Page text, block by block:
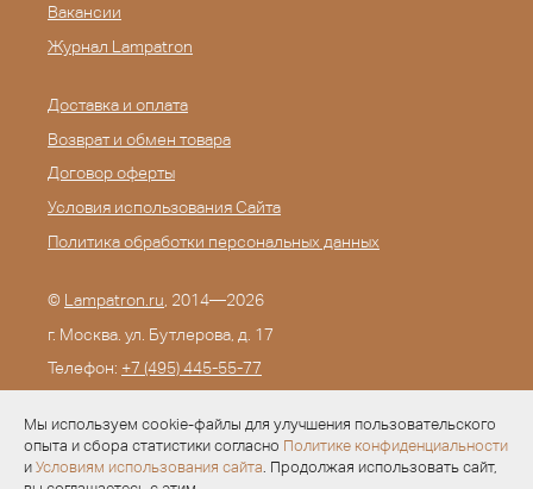
Мы используем cookie-файлы для улучшения пользовательского
опыта и сбора статистики согласно Политике конфиденциальности
и Условиям использования сайта. Продолжая использовать сайт,
Вакансии
Журнал Lampatron
Доставка и оплата
Возврат и обмен товара
Договор оферты
Условия использования Сайта
Политика обработки персональных данных
© Lampatron.ru , 2014—2026
г. Москва. ул. Бутлерова, д. 17
Телефон: +7 (495) 445-55-77